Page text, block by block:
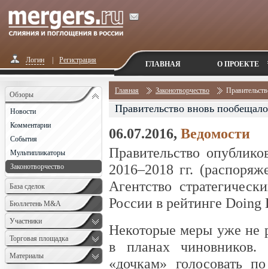
Логин Регистрация ГЛАВНАЯ О ПРОЕКТЕ
Обзоры
Новости
Комментарии
События
Мультипликаторы
Законотворчество
База сделок
Бюллетень M&A
Monthly
Участники
Торговая площадка
Материалы
Главная Законотворчество
Правительство вновь
06.07.2016, Ведомости
Правительство
2016–2018 гг.
Агентство
России в рейтинге
Некоторые меры уже не
в планах чиновников.
«дочкам» голосовать